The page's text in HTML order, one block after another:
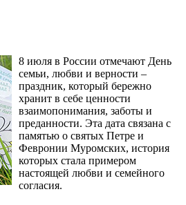
8 июля в России отмечают День
семьи, любви и верности –
праздник, который бережно
хранит в себе ценности
взаимопонимания, заботы и
преданности. Эта дата связана с
памятью о святых Петре и
Февронии Муромских, история
которых стала примером
настоящей любви и семейного
согласия.